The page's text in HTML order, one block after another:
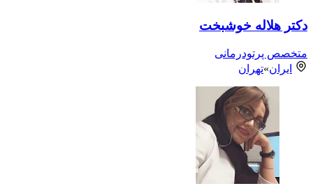
دکتر هلاله خوشبخت
متخصص پرتودرمانی
ایران»تهران